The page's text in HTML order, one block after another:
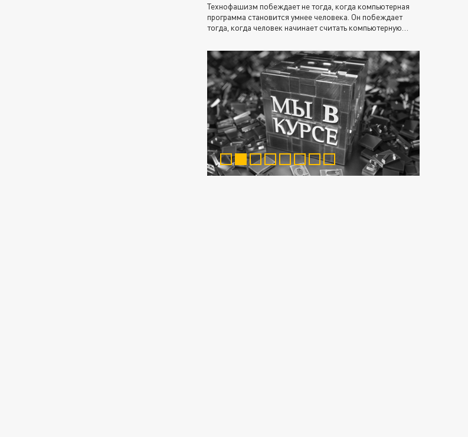
Технофашизм побеждает не тогда, когда компьютерная
программа становится умнее человека. Он побеждает
тогда, когда человек начинает считать компьютерную